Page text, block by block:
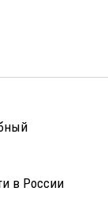
в России